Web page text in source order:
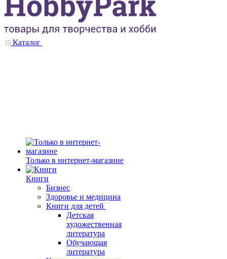
Каталог
Только в интернет-магазине
Книги
Бизнес
Здоровье и медицина
Книги для детей
Детская
художественная
литература
Обучающая
литература